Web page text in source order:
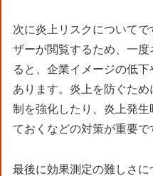
次に炎上リスクについて
ザーが閲覧するため、一
ると、企業イメージの低
あります。炎上を防ぐた
制を強化したり、炎上発
ておくなどの対策が重要で
最後に効果測定の難しさ